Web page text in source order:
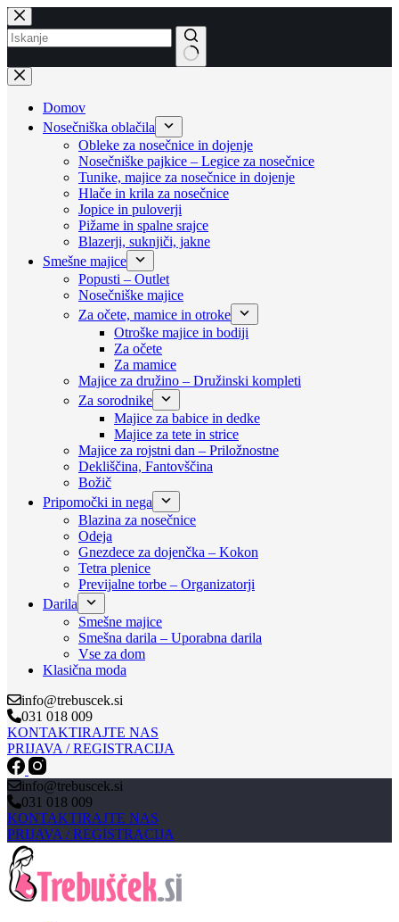
Skip
to
content
No
results
Domov
Nosečniška oblačila
Obleke za nosečnice in dojenje
Nosečniške pajkice – Legice za nosečnice
Tunike, majice za nosečnice in dojenje
Hlače in krila za nosečnice
Jopice in puloverji
Pižame in spalne srajce
Blazerji, suknjiči, jakne
Smešne majice
Popusti – Outlet
Nosečniške majice
Za očete, mamice in otroke
Otroške majice in bodiji
Za očete
Za mamice
Majice za družino – Družinski kompleti
Za sorodnike
Majice za babice in dedke
Majice za tete in strice
Majice za rojstni dan – Priložnostne
Dekliščina, Fantovščina
Božič
Pripomočki in nega
Blazina za nosečnice
Odeja
Gnezdece za dojenčka – Kokon
Tetra plenice
Previjalne torbe – Organizatorji
Darila
Smešne majice
Smešna darila – Uporabna darila
Vse za dom
Klasična moda
info@trebuscek.si
031 018 009
KONTAKTIRAJTE NAS
PRIJAVA / REGISTRACIJA
info@trebuscek.si
031 018 009
KONTAKTIRAJTE NAS
PRIJAVA / REGISTRACIJA